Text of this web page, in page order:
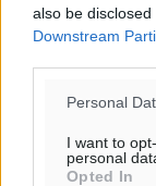
also be
Downstream
Personal
I want to
personal
Opted In